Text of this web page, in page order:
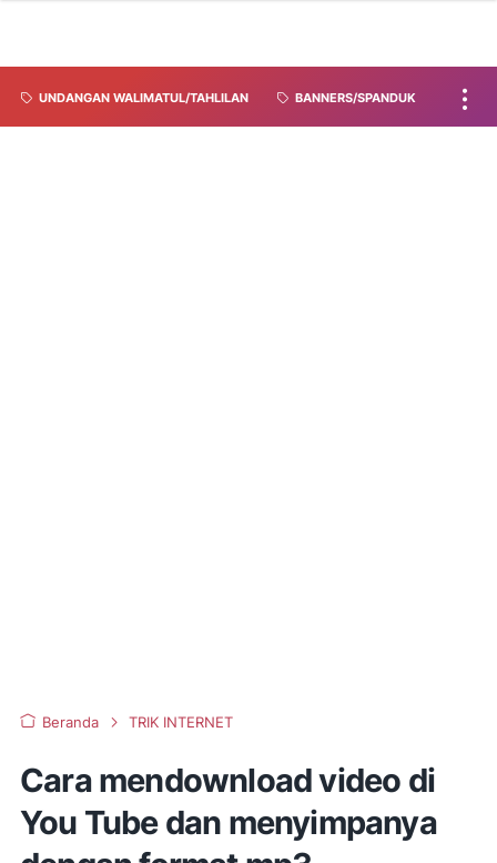
UNDANGAN WALIMATUL/TAHLILAN BANNERS/SPANDUK
Beranda TRIK INTERNET
Cara mendownload video di
You Tube dan menyimpanya